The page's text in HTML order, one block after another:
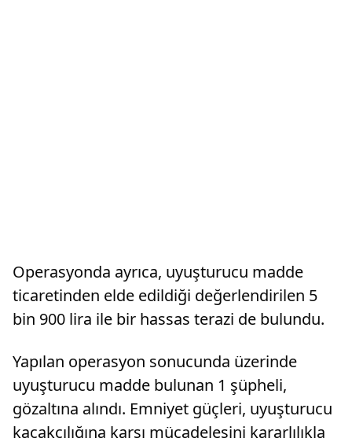
Operasyonda ayrıca, uyuşturucu madde
ticaretinden elde edildiği değerlendirilen 5
bin 900 lira ile bir hassas terazi de bulundu.
Yapılan operasyon sonucunda üzerinde
uyuşturucu madde bulunan 1 şüpheli,
gözaltına alındı. Emniyet güçleri, uyuşturucu
kaçakçılığına karşı mücadelesini kararlılıkla